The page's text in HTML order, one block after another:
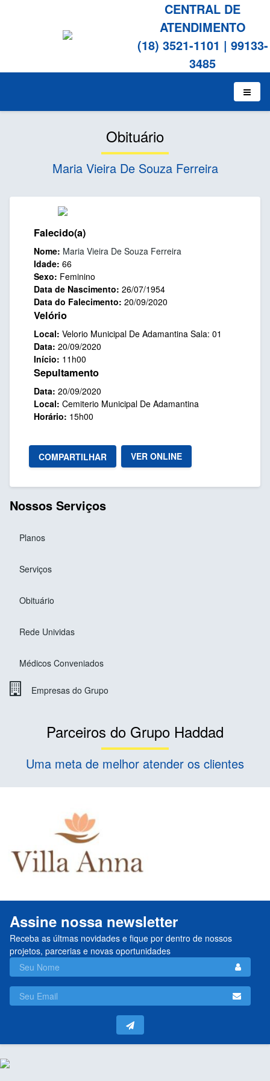
CENTRAL DE
ATENDIMENTO
(18) 3521-1101 | 99133-
3485
Obituário
Maria Vieira De Souza Ferreira
Falecido(a)
Nome: Maria Vieira De Souza Ferreira
Idade: 66
Sexo: Feminino
Data de Nascimento: 26/07/1954
Data do Falecimento: 20/09/2020
Velório
Local: Velorio Municipal De Adamantina Sala: 01
Data: 20/09/2020
Início: 11h00
Sepultamento
Data: 20/09/2020
Local: Cemiterio Municipal De Adamantina
Horário: 15h00
COMPARTILHAR VER ONLINE
Nossos Serviços
Planos
Serviços
Obituário
Rede Unividas
Médicos Conveniados
Empresas do Grupo
Parceiros do Grupo Haddad
Uma meta de melhor atender os clientes
Assine nossa newsletter
Receba as últmas novidades e fique por dentro de nossos
projetos, parcerias e novas oportunidades